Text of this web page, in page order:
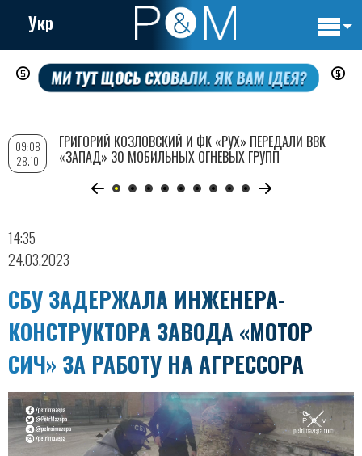
Перейти
содержанию
Укр
14:35
24.03.2023
СБУ ЗАДЕРЖАЛА ИНЖЕНЕРА-
КОНСТРУКТОРА ЗАВОДА «МОТОР
СИЧ» ЗА РАБОТУ НА АГРЕССОРА
09:08
28.10
ГРИГОРИЙ КОЗЛОВСКИЙ И ФК «РУХ» ПЕРЕДАЛИ ВВК
«ЗАПАД» 30 МОБИЛЬНЫХ ОГНЕВЫХ ГРУПП